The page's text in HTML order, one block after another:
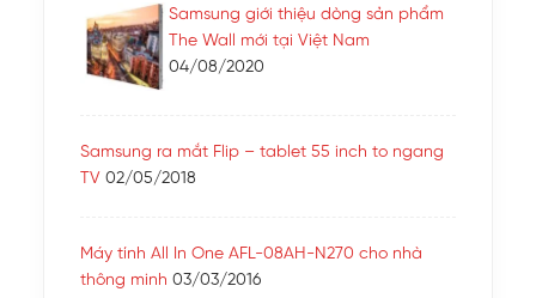
Samsung giới thiệu dòng sản phẩm
The Wall mới tại Việt Nam
04/08/2020
Samsung ra mắt Flip – tablet 55 inch to ngang
TV 02/05/2018
Máy tính All In One AFL-08AH-N270 cho nhà
thông minh 03/03/2016